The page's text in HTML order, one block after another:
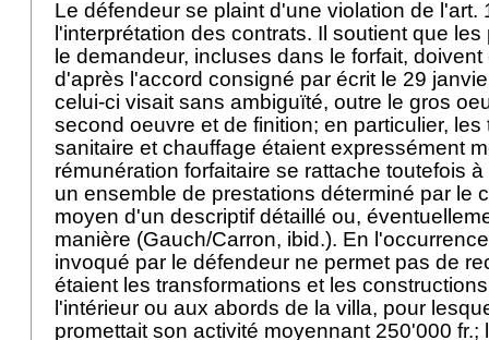
Le défendeur se plaint d'une violation de l'art.
l'interprétation des contrats. Il soutient que
le demandeur, incluses dans le forfait,
d'après l'accord consigné par écrit le 29
celui-ci visait sans ambiguïté, outre le gros
second oeuvre et de finition; en particulier,
sanitaire et chauffage étaient expressément
rémunération forfaitaire se rattache toutefois
un ensemble de prestations déterminé par le
moyen d'un descriptif détaillé ou,
manière (Gauch/Carron, ibid.). En
invoqué par le défendeur ne permet pas de
étaient les transformations et les
l'intérieur ou aux abords de la villa, pour
promettait son activité moyennant 250'000 fr.;